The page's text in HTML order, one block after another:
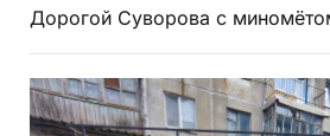
Дорогой Суворова с